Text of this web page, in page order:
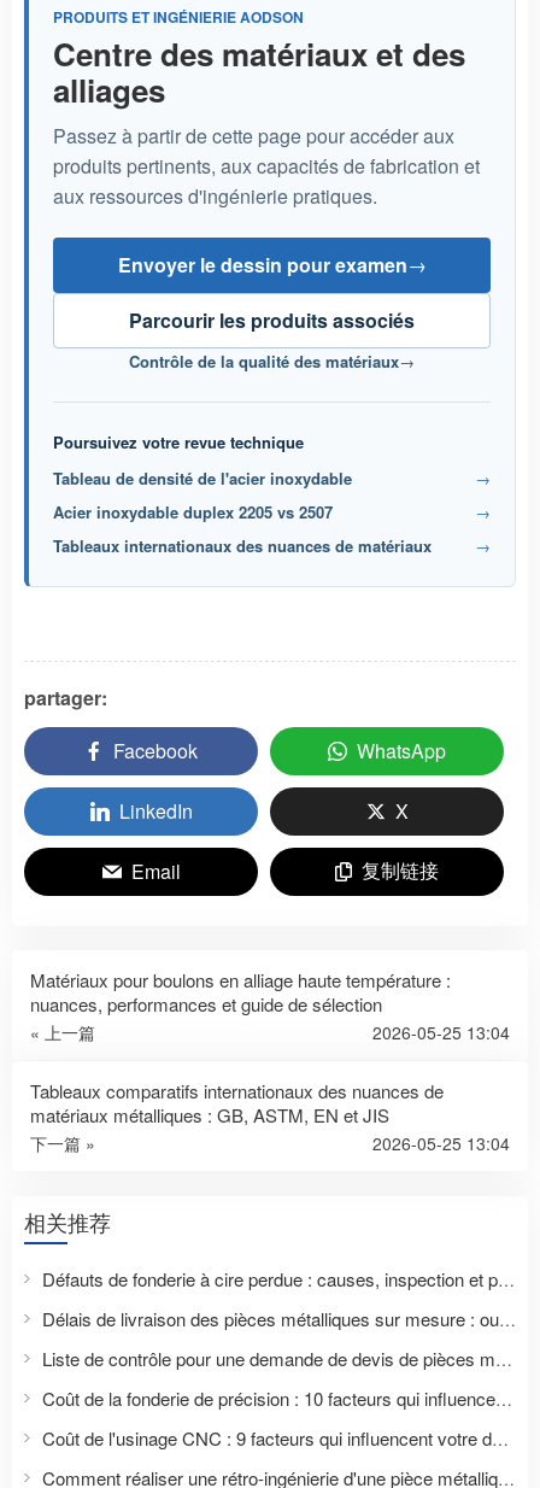
PRODUITS ET INGÉNIERIE AODSON
Centre des matériaux et des
alliages
Passez à partir de cette page pour accéder aux
produits pertinents, aux capacités de fabrication et
aux ressources d'ingénierie pratiques.
Envoyer le dessin pour examen→
Parcourir les produits associés
Contrôle de la qualité des matériaux→
Poursuivez votre revue technique
Tableau de densité de l'acier inoxydable
→
Acier inoxydable duplex 2205 vs 2507
→
Tableaux internationaux des nuances de matériaux
→
partager:
Facebook
WhatsApp
LinkedIn X
Email 复制链接
Matériaux pour boulons en alliage haute température :
nuances, performances et guide de sélection
« 上一篇 2026-05-25 13:04
Tableaux comparatifs internationaux des nuances de
matériaux métalliques : GB, ASTM, EN et JIS
下一篇 » 2026-05-25 13:04
相关推荐
Défauts de fonderie à cire perdue : causes, inspection et prévention
Délais de livraison des pièces métalliques sur mesure : outillage, échantillons, production et livraison
Liste de contrôle pour une demande de devis de pièces métalliques : Éléments que les acheteurs doivent fournir pour obtenir un devis précis
Coût de la fonderie de précision : 10 facteurs qui influencent votre devis
Coût de l'usinage CNC : 9 facteurs qui influencent votre devis de pièce sur mesure
Comment réaliser une rétro-ingénierie d'une pièce métallique à partir d'un échantillon sans plans ?